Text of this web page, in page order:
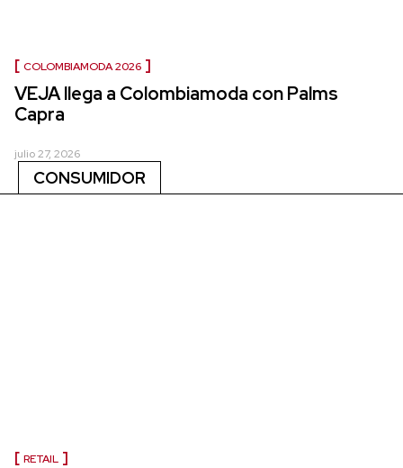
COLOMBIAMODA 2026
VEJA llega a Colombiamoda con Palms
Capra
julio 27, 2026
CONSUMIDOR
RETAIL